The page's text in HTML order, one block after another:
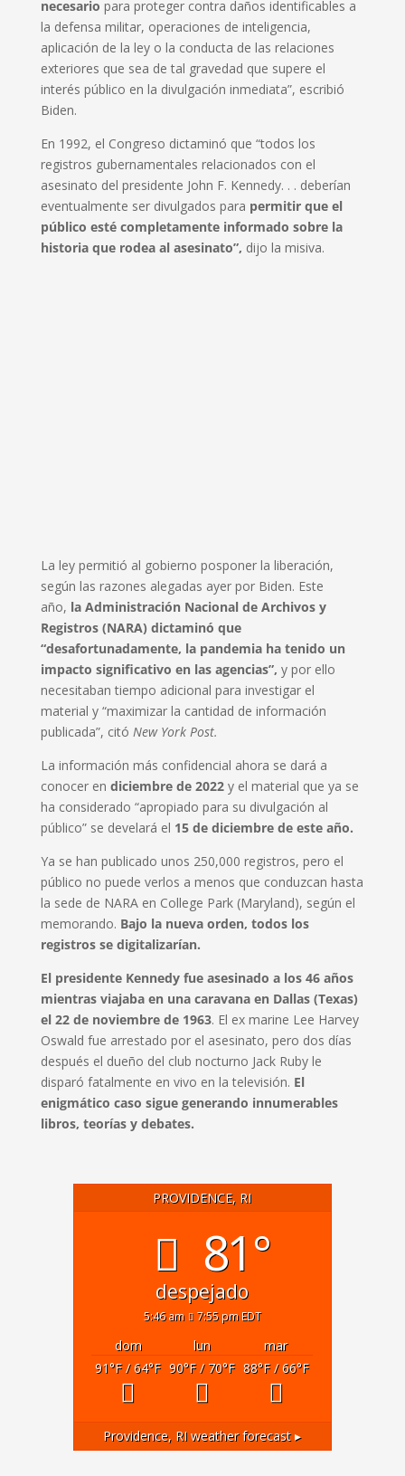
necesario para proteger contra daños identificables a
la defensa militar, operaciones de inteligencia,
aplicación de la ley o la conducta de las relaciones
exteriores que sea de tal gravedad que supere el
interés público en la divulgación inmediata”, escribió
Biden.
En 1992, el Congreso dictaminó que “todos los
registros gubernamentales relacionados con el
asesinato del presidente John F. Kennedy. . . deberían
eventualmente ser divulgados para permitir que el
público esté completamente informado sobre la
historia que rodea al asesinato”, dijo la misiva.
La ley permitió al gobierno posponer la liberación,
según las razones alegadas ayer por Biden. Este
año, la Administración Nacional de Archivos y
Registros (NARA) dictaminó que
“desafortunadamente, la pandemia ha tenido un
impacto significativo en las agencias”, y por ello
necesitaban tiempo adicional para investigar el
material y “maximizar la cantidad de información
publicada”, citó New York Post.
La información más confidencial ahora se dará a
conocer en diciembre de 2022y el material que ya se
ha considerado “apropiado para su divulgación al
público” se develará el 15 de diciembre de este año.
Ya se han publicado unos 250,000 registros, pero el
público no puede verlos a menos que conduzcan hasta
la sede de NARA en College Park (Maryland), según el
memorando. Bajo la nueva orden, todos los
registros se digitalizarían.
El presidente Kennedy fue asesinado a los 46 años
mientras viajaba en una caravana en Dallas (Texas)
el 22 de noviembre de 1963. El ex marine Lee Harvey
Oswald fue arrestado por el asesinato, pero dos días
después el dueño del club nocturno Jack Ruby le
disparó fatalmente en vivo en la televisión. El
enigmático caso sigue generando innumerables
libros, teorías y debates.
PROVIDENCE, RI
81°
despejado
5:46 am 7:55 pm EDT
dom lun
mar
91°F/ 64°F 90°F/ 70°F 88°F/ 66°F
Providence, RI weather forecast ▸